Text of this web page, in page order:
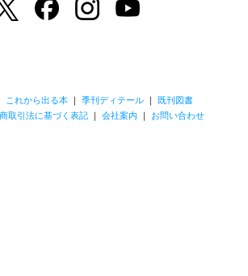
これから出る本 ｜季刊ディテール ｜ 既刊図書
取引法に基づく表記｜ 会社案内 ｜ お問い合わせ